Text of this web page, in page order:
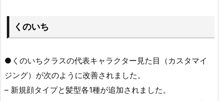
くのいち
●くのいちクラスの代表キャラクター見た目（カスタマイ
ジング）が次のように改善されました。
– 新規顔タイプと髪型各1種が追加されました。